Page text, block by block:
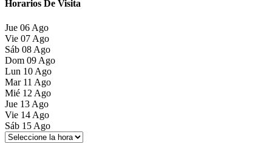
Horarios De Visita
Jue 06 Ago
Vie 07 Ago
Sáb 08 Ago
Dom 09 Ago
Lun 10 Ago
Mar 11 Ago
Mié 12 Ago
Jue 13 Ago
Vie 14 Ago
Sáb 15 Ago